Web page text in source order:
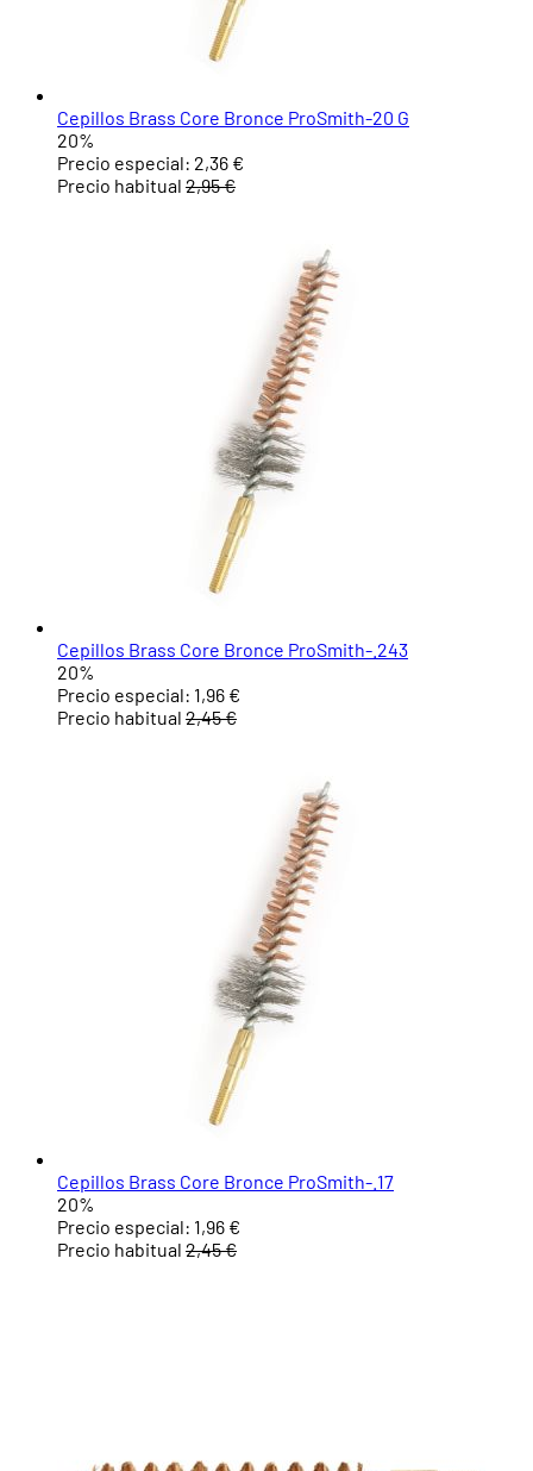
Cepillos Brass Core Bronce ProSmith-20 G
20%
Precio especial: 2,36 €
Precio habitual 2,95 €
Cepillos Brass Core Bronce ProSmith-.243
20%
Precio especial: 1,96 €
Precio habitual 2,45 €
Cepillos Brass Core Bronce ProSmith-.17
20%
Precio especial: 1,96 €
Precio habitual 2,45 €